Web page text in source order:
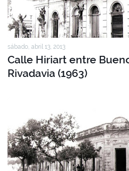
sábado, abril 13, 2013
Calle Hiriart entre
Rivadavia (1963)